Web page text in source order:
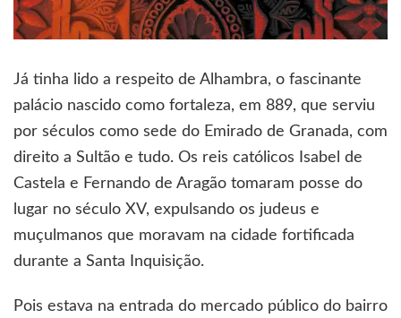
Já tinha lido a respeito de Alhambra, o fascinante
palácio nascido como fortaleza, em 889, que serviu
por séculos como sede do Emirado de Granada, com
direito a Sultão e tudo. Os reis católicos Isabel de
Castela e Fernando de Aragão tomaram posse do
lugar no século XV, expulsando os judeus e
muçulmanos que moravam na cidade fortificada
durante a Santa Inquisição.
Pois estava na entrada do mercado público do bairro